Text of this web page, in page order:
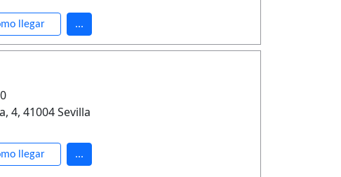
llegar ...
4, 41004 Sevilla
llegar ...